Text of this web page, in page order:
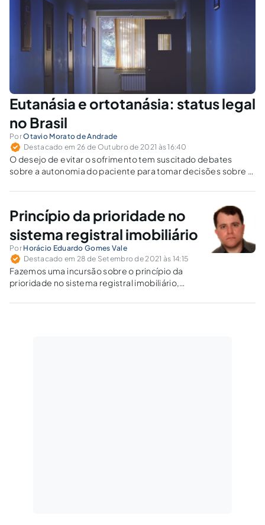
Eutanásia e ortotanásia: status legal
no Brasil
PorOtavio Morato de Andrade
Destacado em 26 de Outubro de 2021 às 16:40
O desejo de evitar o sofrimento tem suscitado debates
sobre a autonomia do paciente para tomar decisões sobre a
Princípio da prioridade no
sistema registral imobiliário
Por Horácio Eduardo Gomes Vale
Destacado em 28 de Setembro de 2021 às 14:15
Fazemos uma incursão sobre o princípio da
prioridade no sistema registral imobiliário,
transferência da titularidade imobiliária.